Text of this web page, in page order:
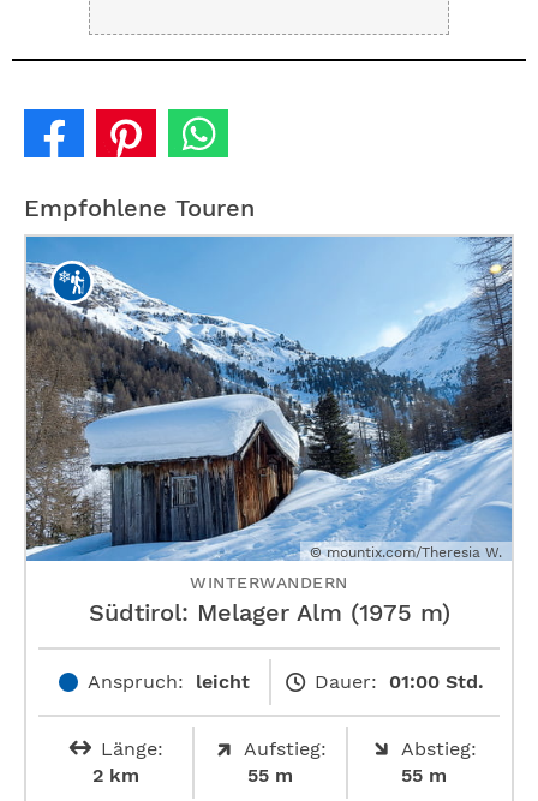
Empfohlene Touren
© mountix.com/Theresia W.
WINTERWANDERN
Südtirol: Melager Alm (1975 m)
Anspruch: leicht Dauer: 01:00 Std.
Länge:
2 km
Aufstieg:
55 m
Abstieg:
55 m